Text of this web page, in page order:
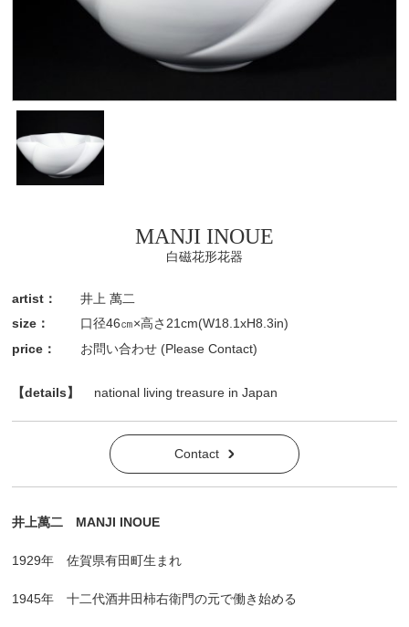
MANJI INOUE
白磁花形花器
artist：
井上 萬二
size：
口径46㎝×高さ21cm(W18.1xH8.3in)
price：
お問い合わせ (Please Contact)
【details】 national living treasure in Japan
Contact
井上萬二 MANJI INOUE
1929年 佐賀県有田町生まれ
1945年 十二代酒井田柿右衛門の元で働き始める